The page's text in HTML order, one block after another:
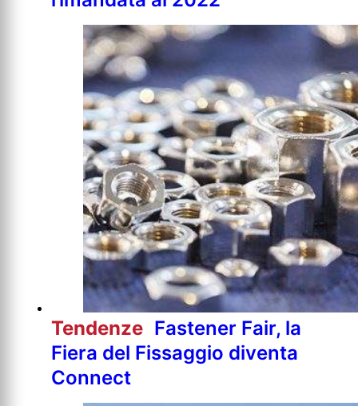
Tendenze Fastener Fair, la
Fiera del Fissaggio diventa
Connect